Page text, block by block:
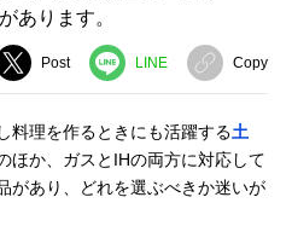
あります。
Post LINE Copy
料理を作るときにも活躍する土
ほか、ガスとIHの両方に対応して
があり、どれを選ぶべきか迷いが